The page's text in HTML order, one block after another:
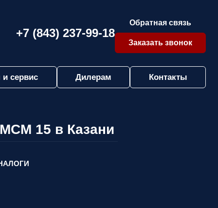
+7 (843) 237-99-18
Обратная связь
Заказать звонок
и сервис Дилерам Контакты
15 в Казани